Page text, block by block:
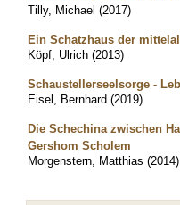
Tilly, Michael (2017)
Ein Schatzhaus der
Köpf, Ulrich (2013)
Schaustellerseelsorge -
Eisel, Bernhard (2019)
Die Schechina zwischen
Gershom Scholem
Morgenstern, Matthias (2014)